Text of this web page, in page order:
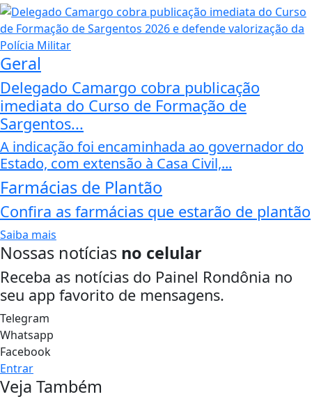
Geral
Delegado Camargo cobra publicação
imediata do Curso de Formação de
Sargentos...
A indicação foi encaminhada ao governador do
Estado, com extensão à Casa Civil,...
Farmácias de Plantão
Confira as farmácias que estarão de plantão
Saiba mais
Nossas notícias no celular
Receba as notícias do Painel Rondônia no
seu app favorito de mensagens.
Telegram
Whatsapp
Facebook
Entrar
Veja Também